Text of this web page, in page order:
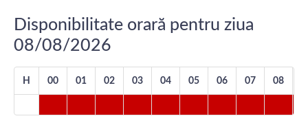
Disponibilitate orară pentru ziua
08/08/2026
H 00 01 02 03 04 05 06 07 08